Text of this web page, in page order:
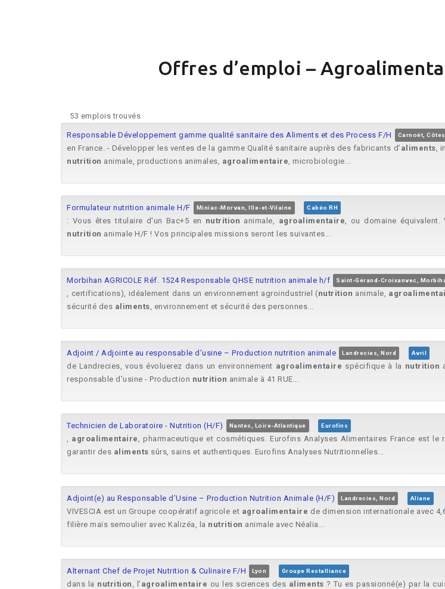
Offres d’emploi –
53 emplois trouvés
Responsable Développement gamme qualité sanitaire des Aliments et des Process F/H Carnoët,
en France. - Développer les ventes de la gamme Qualité sanitaire auprès des fabricants d’ aliments,
nutrition animale, productions animales, agroalimentaire, microbiologie...
Formulateur nutrition animale H/F Miniac-Morvan, Ille-et-Vilaine Cabéo RH
: Vous êtes titulaire d'un Bac+5 en nutrition animale, agroalimentaire, ou domaine équivalent.
nutrition animale H/F ! Vos principales missions seront les suivantes...
Morbihan AGRICOLE Réf. 1524 Responsable QHSE nutrition animale h/f Saint-Gérand-Croixanvec,
, certifications), idéalement dans un environnement agroindustriel (nutrition animale,
sécurité des aliments, environnement et sécurité des personnes...
Adjoint / Adjointe au responsable d’usine – Production nutrition animale Landrecies, Nord Avril
de Landrecies, vous évoluerez dans un environnement agroalimentaire spécifique à la nutrition
responsable d'usine - Production nutrition animale à 41 RUE...
Technicien de Laboratoire - Nutrition (H/F) Nantes, Loire-Atlantique Eurofins
, agroalimentaire , pharmaceutique et cosmétiques. Eurofins Analyses Alimentaires France est
garantir des aliments sûrs, sains et authentiques. Eurofins Analyses Nutritionnelles...
Adjoint(e) au Responsable d’Usine – Production Nutrition Animale (H/F) Landrecies, Nord Aliane
VIVESCIA est un Groupe coopératif agricole et agroalimentaire de dimension internationale avec
filière maïs semoulier avec Kalizéa, la nutrition animale avec Néalia...
Alternant Chef de Projet Nutrition & Culinaire F/H Lyon Groupe Restalliance
dans la nutrition , l’ agroalimentaire ou les sciences des aliments ? Tu es passionné(e) par la